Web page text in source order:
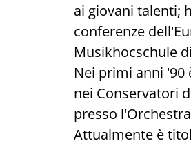
ai giovani talenti;
conferenze
Musikhocschule
Nei primi anni
nei Conservatori
presso
Attualmente è